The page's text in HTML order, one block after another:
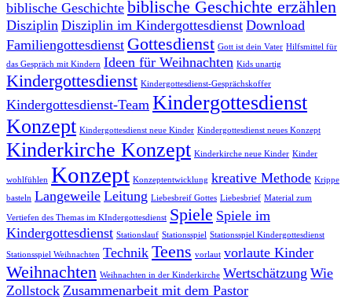
biblische Geschichte biblische Geschichte erzählen
Disziplin Disziplin im Kindergottesdienst Download
Familiengottesdienst Gottesdienst Gott ist dein Vater Hilfsmittel für
das Gespräch mit Kindern Ideen für Weihnachten Kids unartig
Kindergottesdienst Kindergottesdienst-Gesprächskoffer
Kindergottesdienst-Team Kindergottesdienst
Konzept Kindergottesdienst neue Kinder Kindergottesdienst neues Konzept
Kinderkirche Konzept Kinderkirche neue Kinder Kinder
wohlfühlen Konzept Konzeptentwicklung kreative Methode Krippe
basteln Langeweile Leitung Liebesbreif Gottes Liebesbrief Material zum
Vertiefen des Themas im KIndergottesdienst Spiele Spiele im
Kindergottesdienst Stationslauf Stationsspiel Stationsspiel Kindergottesdienst
Stationsspiel Weihnachten Technik Teens vorlaut vorlaute Kinder
Weihnachten Weihnachten in der Kinderkirche Wertschätzung Wie
Zollstock Zusammenarbeit mit dem Pastor